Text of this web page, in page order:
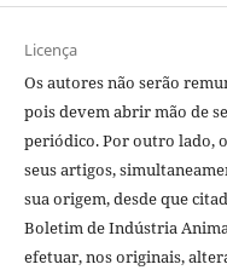
Licença
Os autores não serão
pois devem abrir mão de
periódico. Por outro lado,
seus artigos,
sua origem, desde que
Boletim de Indústria
efetuar, nos originais,